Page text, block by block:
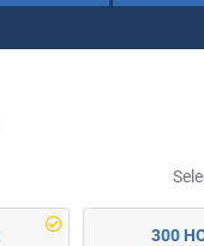
300